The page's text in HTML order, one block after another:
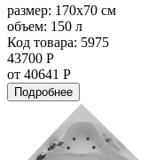
размер: 170x70 см
объем: 150 л
Код товара: 5975
43700 Р
от 40641 Р
Подробнее